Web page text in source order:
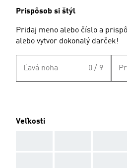
Prispôsob si štýl
Pridaj meno alebo číslo a
alebo vytvor dokonalý darček!
Ľavá noha 0 / 9
Veľkosti